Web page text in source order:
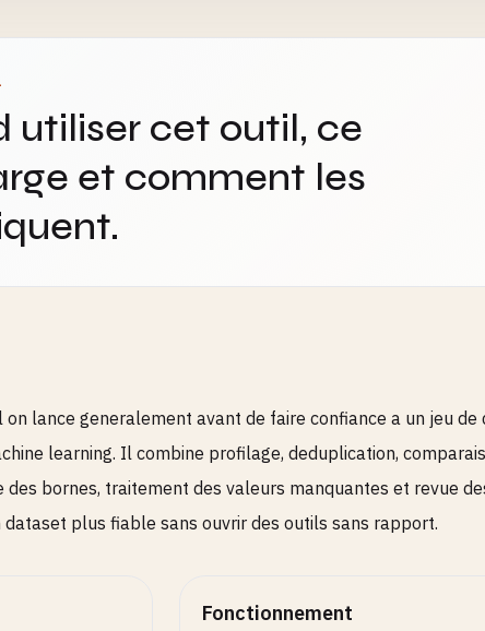
utiliser cet outil, ce
et comment les
lance generalement avant de faire confiance a un jeu de
learning. Il combine profilage, deduplication,
bornes, traitement des valeurs manquantes et revue
plus fiable sans ouvrir des outils sans rapport.
Fonctionnement